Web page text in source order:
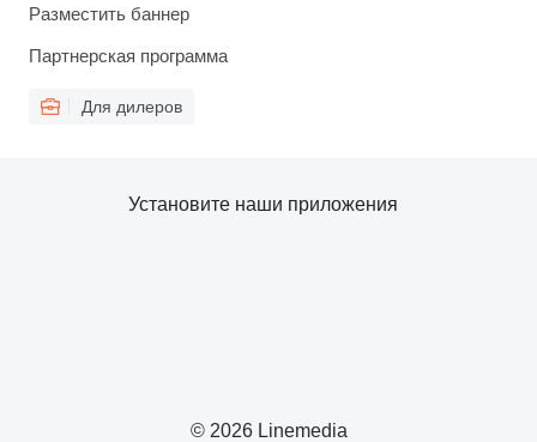
Разместить баннер
Партнерская программа
Для дилеров
© 2026 Linemedia
Установите наши приложения